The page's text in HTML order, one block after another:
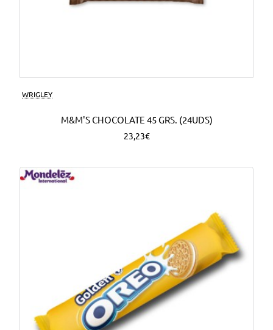
WRIGLEY
M&M'S CHOCOLATE 45 GRS. (24UDS)
23,23€